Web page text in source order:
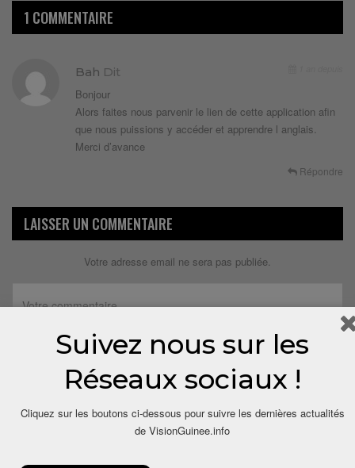
1 COMMENTAIRE
Bah Dit
Bonjour
Alors faites nous parvenir le lien de cette application afin
que nous puissions y accéder et apprendre l anglais.
Merci d’avance
Répondre
LAISSER UN COMMENTAIRE
Votre adresse email ne sera pas publiée.
Suivez nous sur les
Réseaux sociaux !
Cliquez sur les boutons ci-dessous pour suivre les dernières actualités
de VisionGuinee.info